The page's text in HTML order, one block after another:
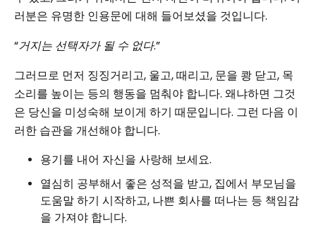
러분은 유명한 인용문에 대해 들어보셨을 것입니다.
“거지는 선택자가 될 수 없다.”
그러므로 먼저 징징거리고, 울고, 때리고, 문을 쾅 닫고, 목
소리를 높이는 등의 행동을 멈춰야 합니다. 왜냐하면 그것
은 당신을 미성숙해 보이게 하기 때문입니다. 그런 다음 이
러한 습관을 개선해야 합니다.
용기를 내어 자신을 사랑해 보세요.
열심히 공부해서 좋은 성적을 받고, 집에서 부모님을
도움말 하기 시작하고, 나쁜 회사를 떠나는 등 책임감
을 가져야 합니다.